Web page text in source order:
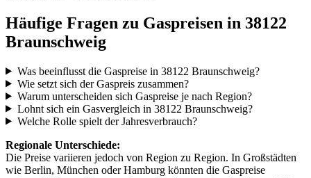
Häufige Fragen zu Gaspreisen in 38122
Braunschweig
Was beeinflusst die Gaspreise in 38122 Braunschweig?
Wie setzt sich der Gaspreis zusammen?
Warum unterscheiden sich Gaspreise je nach Region?
Lohnt sich ein Gasvergleich in 38122 Braunschweig?
Welche Rolle spielt der Jahresverbrauch?
Regionale Unterschiede:
Die Preise variieren jedoch von Region zu Region. In Großstädten
wie Berlin, München oder Hamburg könnten die Gaspreise